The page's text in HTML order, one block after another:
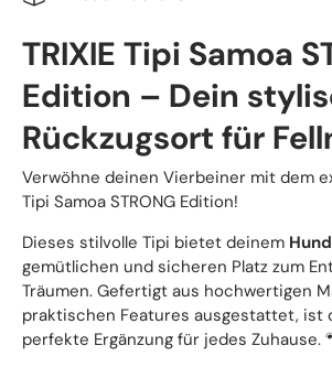
TRIXIE Tipi Samoa
Edition – Dein
Rückzugsort für
Verwöhne deinen Vierbeiner mit dem
Tipi Samoa STRONG Edition!
Dieses stilvolle Tipi bietet deinem
gemütlichen und sicheren Platz zum
Träumen. Gefertigt aus hochwertigen
praktischen Features ausgestattet, ist
perfekte Ergänzung für jedes Zuhause.